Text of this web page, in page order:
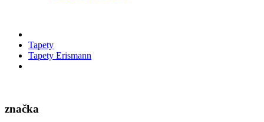
Tapety
Tapety Erismann
značka